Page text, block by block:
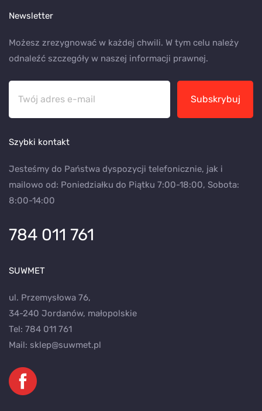
Newsletter
Możesz zrezygnować w każdej chwili. W tym celu należy
odnaleźć szczegóły w naszej informacji prawnej.
Subskrybuj
Szybki kontakt
Jesteśmy do Państwa dyspozycji telefonicznie, jak i
mailowo od: Poniedziałku do Piątku 7:00-18:00, Sobota:
8:00-14:00
784 011 761
SUWMET
ul. Przemysłowa 76,
34-240 Jordanów, małopolskie
Tel: 784 011 761
Mail: sklep@suwmet.pl